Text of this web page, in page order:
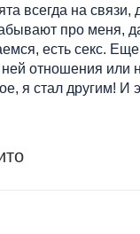
всегда на связи,
про меня,
есть секс.
отношения или
я стал другим! И